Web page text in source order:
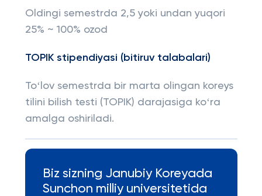
Oldingi semestrda 2,5 yoki undan yuqori
25% ~ 100% ozod
TOPIK stipendiyasi (bitiruv talabalari)
Toʻlov semestrda bir marta olingan koreys
tilini bilish testi (TOPIK) darajasiga koʻra
amalga oshiriladi.
Biz sizning Janubiy Koreyada
Sunchon milliy universitetida